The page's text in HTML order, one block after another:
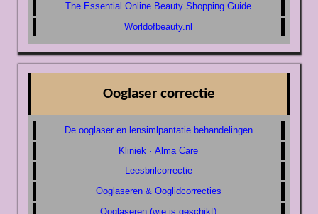
The Essential Online Beauty Shopping Guide
Worldofbeauty.nl
Ooglaser correctie
De ooglaser en lensimlpantatie behandelingen
Kliniek · Alma Care
Leesbrilcorrectie
Ooglaseren & Ooglidcorrecties
Ooglaseren (wie is geschikt)